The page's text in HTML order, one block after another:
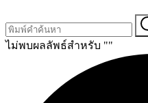
ไม่พบผลลัพธ์สำหรับ ""